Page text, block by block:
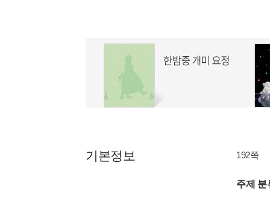
기본정보 192쪽
주제 분